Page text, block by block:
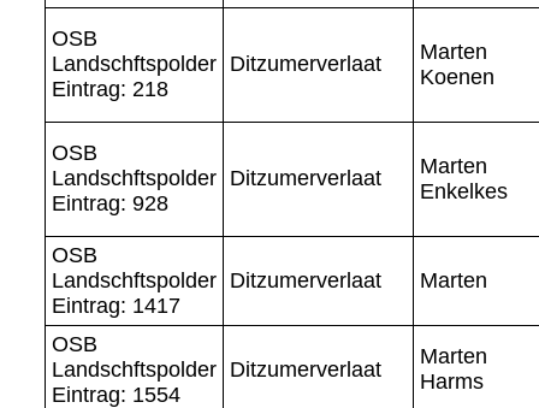
OSB
Landschftspolder
Eintrag: 218
Ditzumerverlaat
Marten
Koenen
OSB
Landschftspolder
Eintrag: 928
Ditzumerverlaat
Marten
Enkelkes
OSB
Landschftspolder
Eintrag: 1417
Ditzumerverlaat Marten
OSB
Landschftspolder
Eintrag: 1554
Ditzumerverlaat
Marten
Harms